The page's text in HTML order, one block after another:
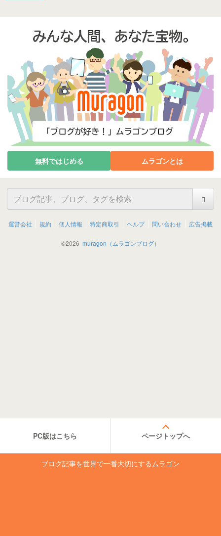
無料ではじめる ムラゴンとは
運営会社 規約 個人情報 特定商取引 ヘルプ 問い合わせ 広告掲載
©2026 muragon（ムラゴンブログ）
PC版はこちら ページトップへ
ブログ記事を世界で一番大切にするムラゴン